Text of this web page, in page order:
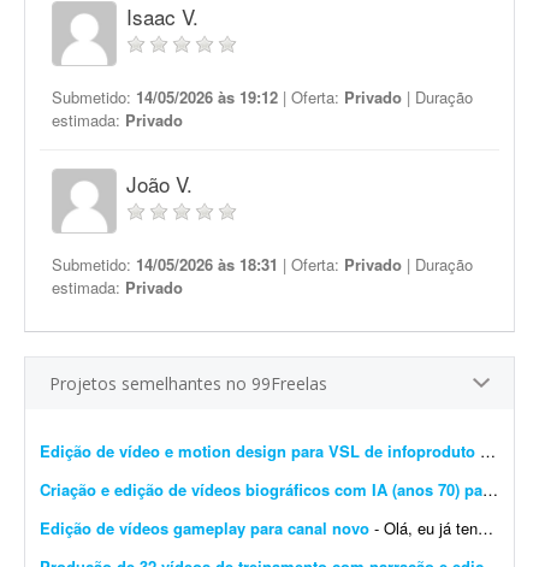
Isaac V.
Submetido: 14/05/2026 às 19:12 | Oferta: Privado | Duração
estimada: Privado
João V.
Submetido: 14/05/2026 às 18:31 | Oferta: Privado | Duração
estimada: Privado
Projetos semelhantes no 99Freelas
Edição de vídeo e motion design para VSL de infoproduto
Criação e edição de vídeos biográficos com IA (anos 70) para YouTube
Edição de vídeos gameplay para canal novo - Olá, eu já tenho um canal e gostaria de começar a alimentar um segundo canal de games com uma estética mais dark, no estilo do 'kksaiko'. https://youtube.com/...